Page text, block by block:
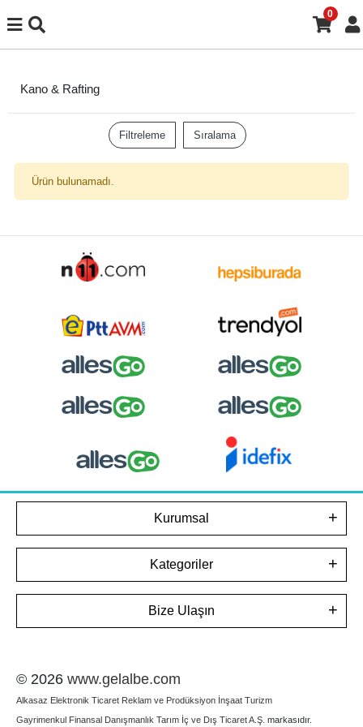
0
Kano & Rafting
Filtreleme Sıralama
Ürün bulunamadı.
Kurumsal
Kategoriler
Bize Ulaşın
© 2026 www.gelalbe.com
Alkasaz Elektronik Ticaret Reklam ve Prodüksiyon İnşaat Turizm
Gayrimenkul Finansal Danışmanlık Tarım İç ve Dış Ticaret A.Ş. markasıdır.